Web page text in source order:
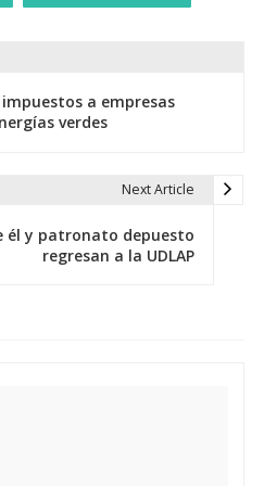
a empresas
verdes
Next Article
él y patronato depuesto
regresan a la UDLAP